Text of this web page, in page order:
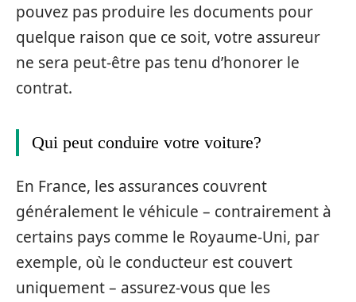
pouvez pas produire les documents pour
quelque raison que ce soit, votre assureur
ne sera peut-être pas tenu d’honorer le
contrat.
Qui peut conduire votre voiture?
En France, les assurances couvrent
généralement le véhicule – contrairement à
certains pays comme le Royaume-Uni, par
exemple, où le conducteur est couvert
uniquement – assurez-vous que les